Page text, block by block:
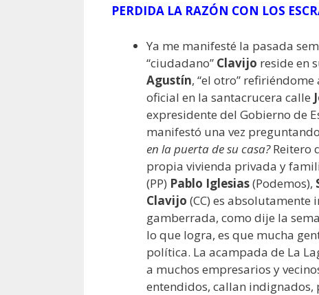
PERDIDA LA RAZÓN CON LOS
Ya me manifesté la pasada
“ciudadano” Clavijo reside en
Agustín, “el otro” refiriéndome
oficial en la santacrucera calle
expresidente del Gobierno de
manifestó una vez
en la puerta de su casa?Reitero
propia vivienda privada y
(PP) Pablo Iglesias(Podemos),
Clavijo (CC) es
gamberrada, como dije la
lo que logra, es que mucha
política. La acampada de La
a muchos empresarios y
entendidos, callan indignados,